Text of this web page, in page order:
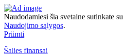
Naudodamiesi šia svetaine sutinkate su
Naudojimo sąlygos.
Priimti
Šalies finansai